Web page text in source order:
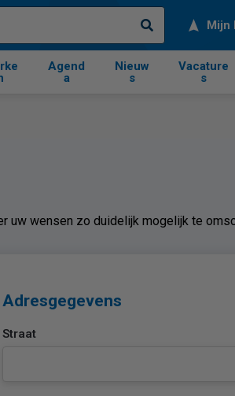
Zoeken Mijn
Agend
a
Nieuw
s
Vacature
s
uw wensen zo duidelijk mogelijk te
Adresgegevens
Straat